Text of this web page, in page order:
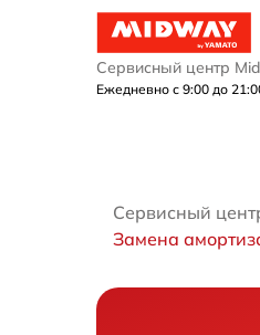
Сервисный центр
Ежедневно с 9:00 до
Сервисный
Замена